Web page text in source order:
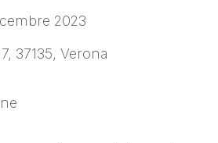
2023
37135, Verona